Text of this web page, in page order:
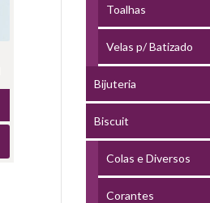
Toalhas
Velas p/ Batizado
Bijuteria
Biscuit
Colas e Diversos
Corantes